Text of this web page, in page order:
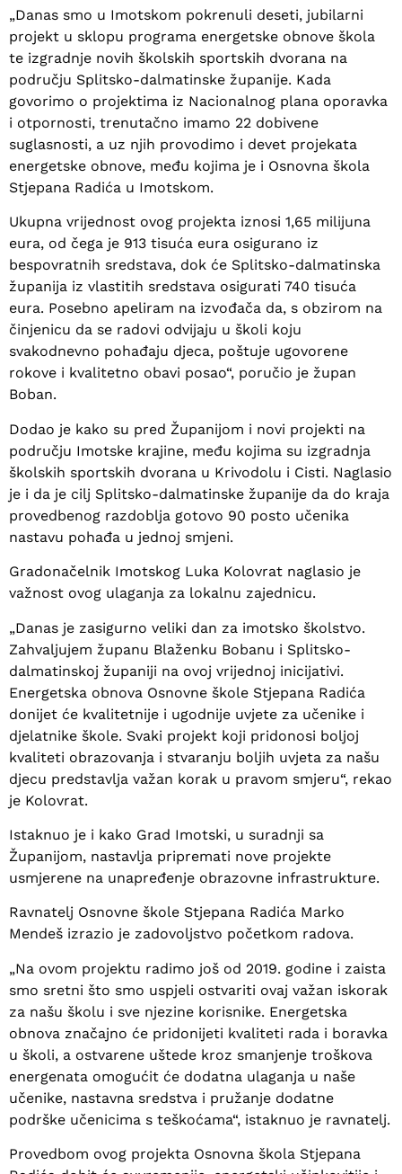
„Danas smo u Imotskom pokrenuli deseti, jubilarni
projekt u sklopu programa energetske obnove škola
te izgradnje novih školskih sportskih dvorana na
području Splitsko-dalmatinske županije. Kada
govorimo o projektima iz Nacionalnog plana oporavka
i otpornosti, trenutačno imamo 22 dobivene
suglasnosti, a uz njih provodimo i devet projekata
energetske obnove, među kojima je i Osnovna škola
Stjepana Radića u Imotskom.
Ukupna vrijednost ovog projekta iznosi 1,65 milijuna
eura, od čega je 913 tisuća eura osigurano iz
bespovratnih sredstava, dok će Splitsko-dalmatinska
županija iz vlastitih sredstava osigurati 740 tisuća
eura. Posebno apeliram na izvođača da, s obzirom na
činjenicu da se radovi odvijaju u školi koju
svakodnevno pohađaju djeca, poštuje ugovorene
rokove i kvalitetno obavi posao“, poručio je župan
Boban.
Dodao je kako su pred Županijom i novi projekti na
području Imotske krajine, među kojima su izgradnja
školskih sportskih dvorana u Krivodolu i Cisti. Naglasio
je i da je cilj Splitsko-dalmatinske županije da do kraja
provedbenog razdoblja gotovo 90 posto učenika
nastavu pohađa u jednoj smjeni.
Gradonačelnik Imotskog Luka Kolovrat naglasio je
važnost ovog ulaganja za lokalnu zajednicu.
„Danas je zasigurno veliki dan za imotsko školstvo.
Zahvaljujem županu Blaženku Bobanu i Splitsko-
dalmatinskoj županiji na ovoj vrijednoj inicijativi.
Energetska obnova Osnovne škole Stjepana Radića
donijet će kvalitetnije i ugodnije uvjete za učenike i
djelatnike škole. Svaki projekt koji pridonosi boljoj
kvaliteti obrazovanja i stvaranju boljih uvjeta za našu
djecu predstavlja važan korak u pravom smjeru“, rekao
je Kolovrat.
Istaknuo je i kako Grad Imotski, u suradnji sa
Županijom, nastavlja pripremati nove projekte
usmjerene na unapređenje obrazovne infrastrukture.
Ravnatelj Osnovne škole Stjepana Radića Marko
Mendeš izrazio je zadovoljstvo početkom radova.
„Na ovom projektu radimo još od 2019. godine i zaista
smo sretni što smo uspjeli ostvariti ovaj važan iskorak
za našu školu i sve njezine korisnike. Energetska
obnova značajno će pridonijeti kvaliteti rada i boravka
u školi, a ostvarene uštede kroz smanjenje troškova
energenata omogućit će dodatna ulaganja u naše
učenike, nastavna sredstva i pružanje dodatne
podrške učenicima s teškoćama“, istaknuo je ravnatelj.
Provedbom ovog projekta Osnovna škola Stjepana